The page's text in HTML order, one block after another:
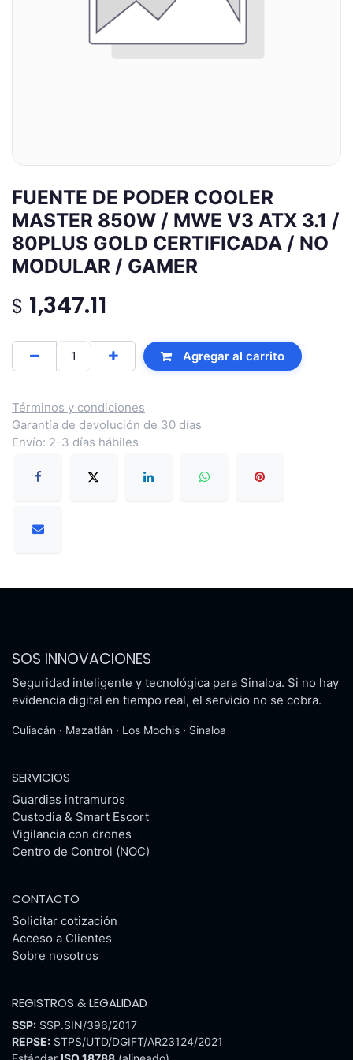
FUENTE DE PODER COOLER
MASTER 850W / MWE V3 ATX 3.1 /
80PLUS GOLD CERTIFICADA / NO
MODULAR / GAMER
$ 1,347.11
Agregar al carrito
Términos y condiciones
Garantía de devolución de 30 días
Envío: 2-3 días hábiles
SOS INNOVACIONES
Seguridad inteligente y tecnológica para Sinaloa. Si no hay
evidencia digital en tiempo real, el servicio no se cobra.
Culiacán · Mazatlán · Los Mochis · Sinaloa
SERVICIOS
Guardias intramuros
Custodia & Smart Escort
Vigilancia con drones
Centro de Control (NOC)
CONTACTO
Solicitar cotización
Acceso a Clientes
Sobre nosotros
REGISTROS & LEGALIDAD
SSP: SSP.SIN/396/2017
REPSE: STPS/UTD/DGIFT/AR23124/2021